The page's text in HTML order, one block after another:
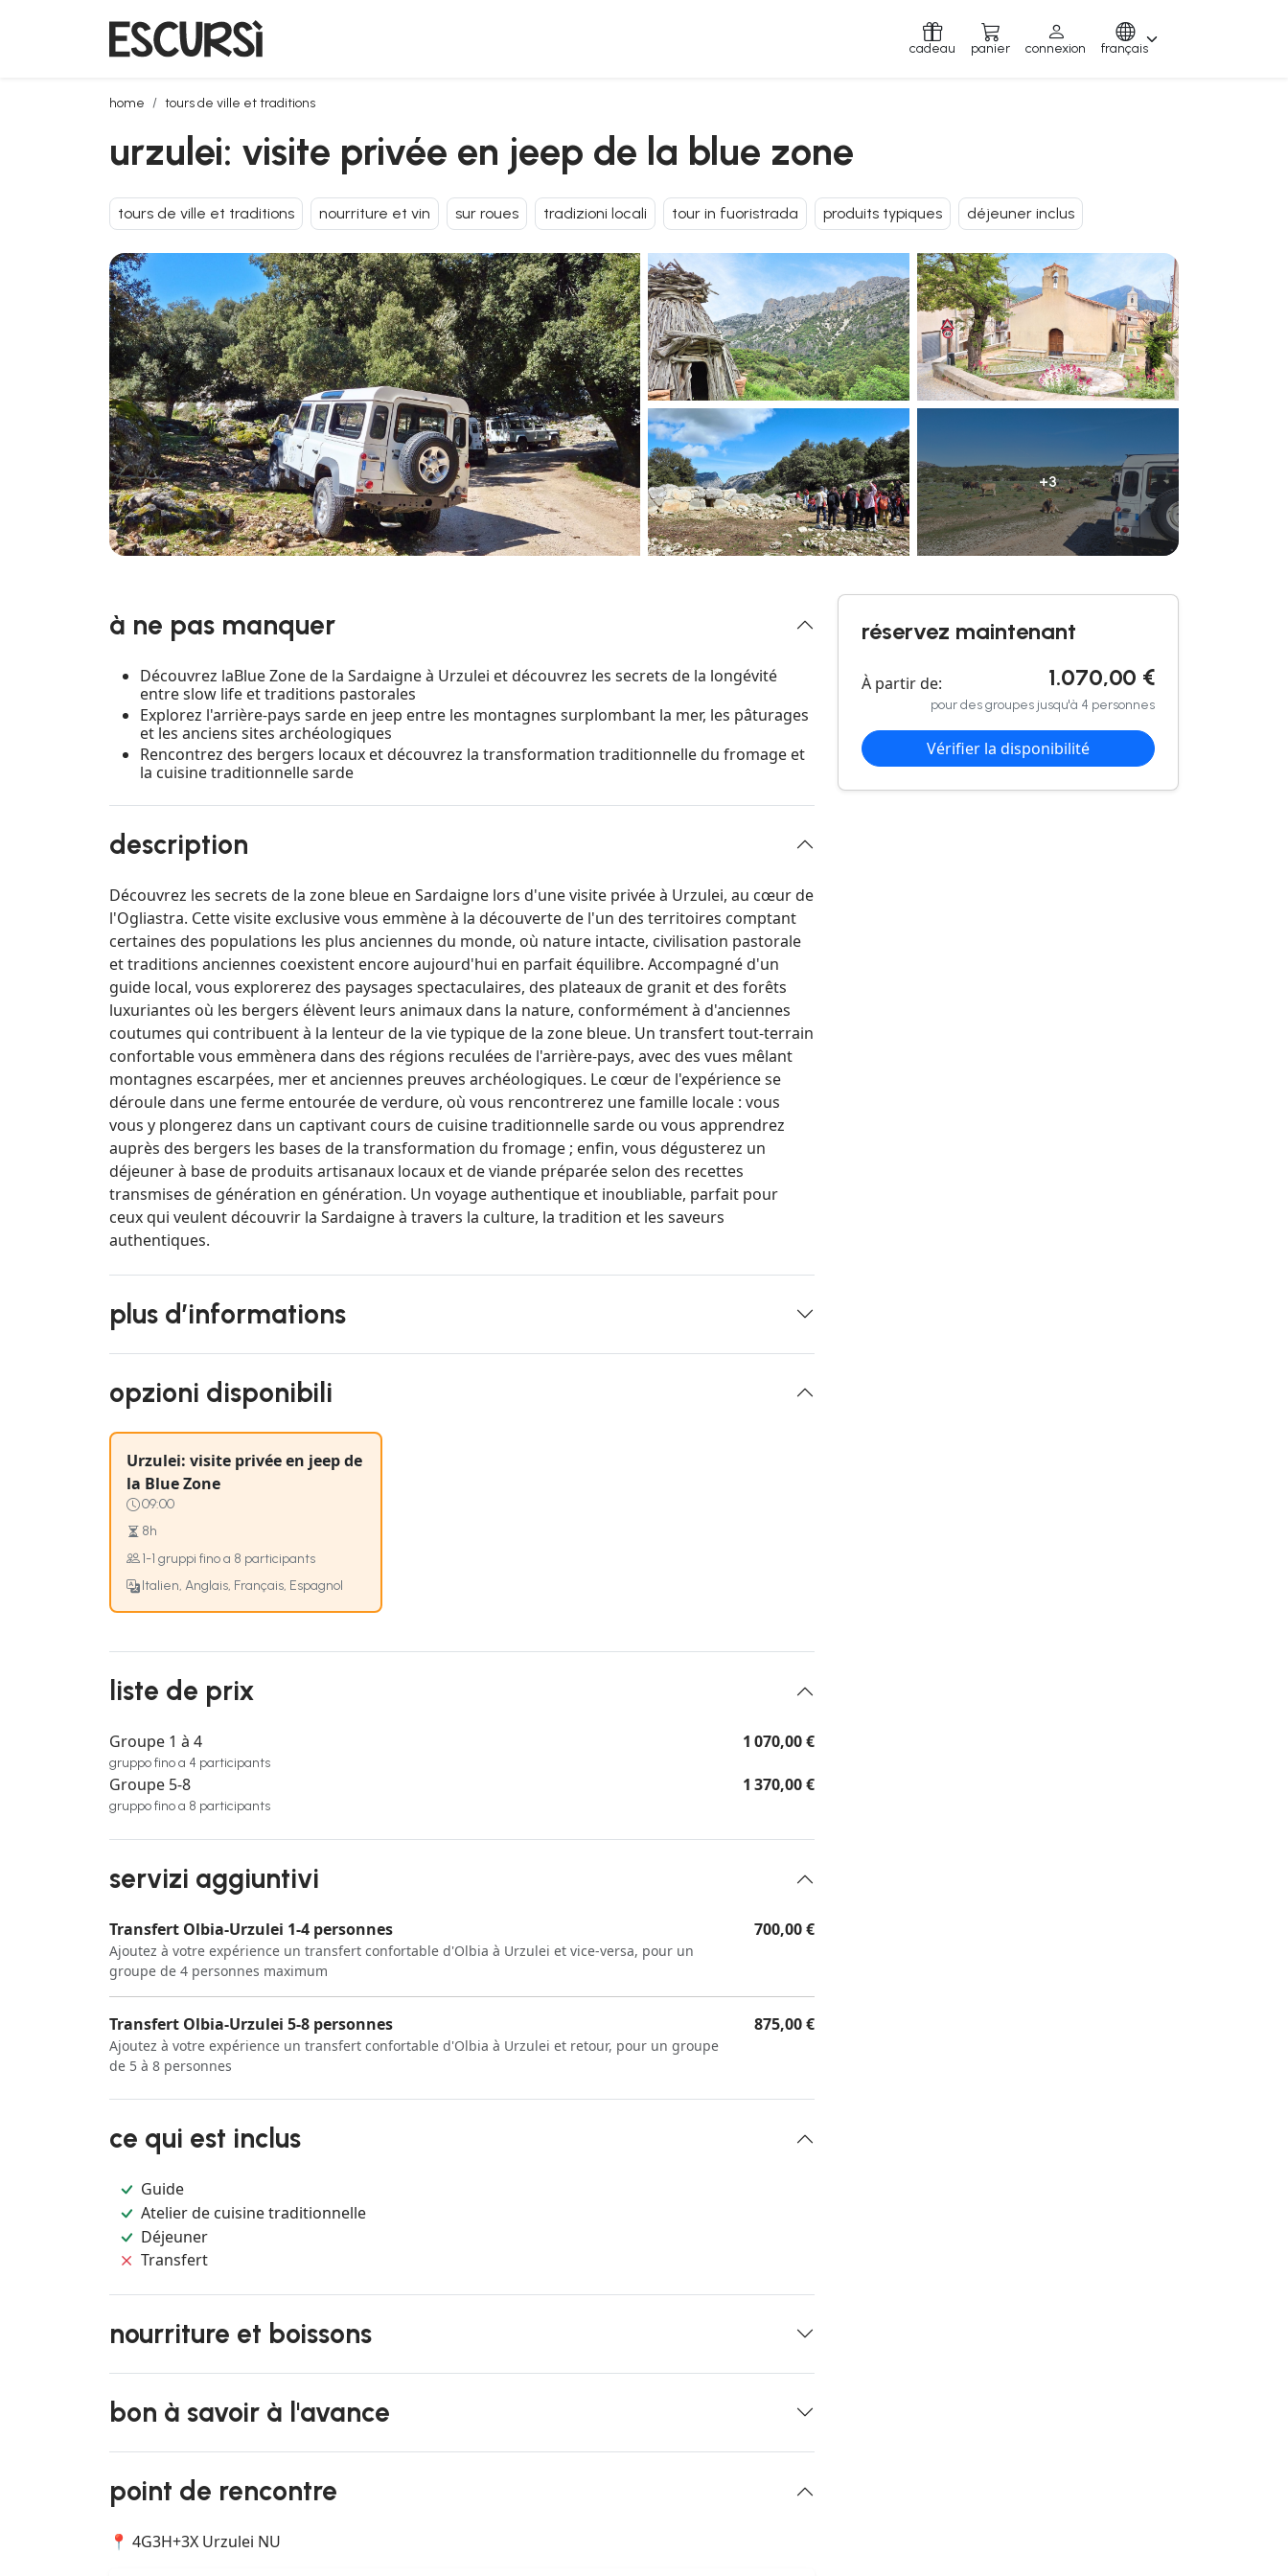
cadeau panier connexion français
home tours de ville et traditions
urzulei: visite privée en jeep de la blue zone
urzulei: visite privée en jeep de la blue zone
tours de ville et traditions nourriture et vin sur roues tradizioni locali tour in fuoristrada produits typiques déjeuner inclus
+3
à ne pas manquer
Découvrez laBlue Zone de la Sardaigne à Urzulei et découvrez les secrets de la longévité
entre slow life et traditions pastorales
Explorez l'arrière-pays sarde en jeep entre les montagnes surplombant la mer, les pâturages
et les anciens sites archéologiques
Rencontrez des bergers locaux et découvrez la transformation traditionnelle du fromage et
la cuisine traditionnelle sarde
description
Découvrez les secrets de la zone bleue en Sardaigne lors d'une visite privée à Urzulei, au cœur de
l'Ogliastra. Cette visite exclusive vous emmène à la découverte de l'un des territoires comptant
certaines des populations les plus anciennes du monde, où nature intacte, civilisation pastorale
et traditions anciennes coexistent encore aujourd'hui en parfait équilibre. Accompagné d'un
guide local, vous explorerez des paysages spectaculaires, des plateaux de granit et des forêts
luxuriantes où les bergers élèvent leurs animaux dans la nature, conformément à d'anciennes
coutumes qui contribuent à la lenteur de la vie typique de la zone bleue. Un transfert tout-terrain
confortable vous emmènera dans des régions reculées de l'arrière-pays, avec des vues mêlant
montagnes escarpées, mer et anciennes preuves archéologiques. Le cœur de l'expérience se
déroule dans une ferme entourée de verdure, où vous rencontrerez une famille locale : vous
vous y plongerez dans un captivant cours de cuisine traditionnelle sarde ou vous apprendrez
auprès des bergers les bases de la transformation du fromage ; enfin, vous dégusterez un
déjeuner à base de produits artisanaux locaux et de viande préparée selon des recettes
transmises de génération en génération. Un voyage authentique et inoubliable, parfait pour
ceux qui veulent découvrir la Sardaigne à travers la culture, la tradition et les saveurs
authentiques.
plus d’informations
opzioni disponibili
Urzulei: visite privée en jeep de
la Blue Zone
09:00
8h
1-1 gruppi fino a 8 participants
Italien, Anglais, Français, Espagnol
liste de prix
Groupe 1 à 4
gruppo fino a 4 participants
1 070,00 €
Groupe 5-8
gruppo fino a 8 participants
1 370,00 €
servizi aggiuntivi
Transfert Olbia-Urzulei 1-4 personnes
Ajoutez à votre expérience un transfert confortable d'Olbia à Urzulei et vice-versa, pour un
groupe de 4 personnes maximum
700,00 €
Transfert Olbia-Urzulei 5-8 personnes
Ajoutez à votre expérience un transfert confortable d'Olbia à Urzulei et retour, pour un groupe
de 5 à 8 personnes
875,00 €
ce qui est inclus
Guide
Atelier de cuisine traditionnelle
Déjeuner
Transfert
nourriture et boissons
bon à savoir à l'avance
point de rencontre
📍 4G3H+3X Urzulei NU
réservez maintenant
À partir de: 1.070,00 €
pour des groupes jusqu'à 4 personnes
Vérifier la disponibilité